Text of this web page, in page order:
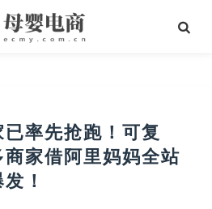
率先抢跑！可复
家借阿里妈妈全站
！